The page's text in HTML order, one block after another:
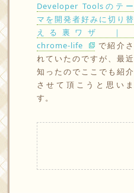
Developer Toolsのテー
マを開発者好みに切り替
える裏ワザ ｜
chrome-life
で紹介さ
れていたのですが、最近
知ったのでここでも紹介
させて頂こうと思いま
す。